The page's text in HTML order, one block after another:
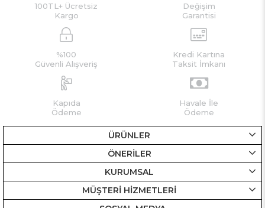
100TL+ Ücretsiz
Kargo
Değişim
Garantisi
%100
Güvenli Alışveriş
Kredi Kartına
Taksit İmkanı
Kapıda
Ödeme
Havale İle
Ödeme
ÜRÜNLER
ÖNERİLER
KURUMSAL
MÜŞTERİ HİZMETLERİ